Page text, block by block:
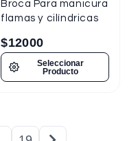
Broca Para manicura
flamas y cilíndricas
$12000
Seleccionar
Producto